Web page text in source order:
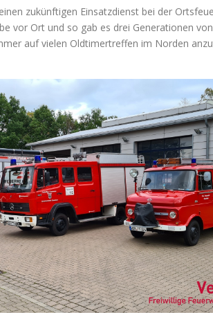
zukünftigen Einsatzdienst bei der
vor Ort und so gab es drei Generationen
auf vielen Oldtimertreffen im Norden